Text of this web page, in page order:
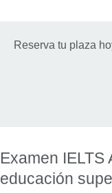
Reserva tu plaza
Examen
educación